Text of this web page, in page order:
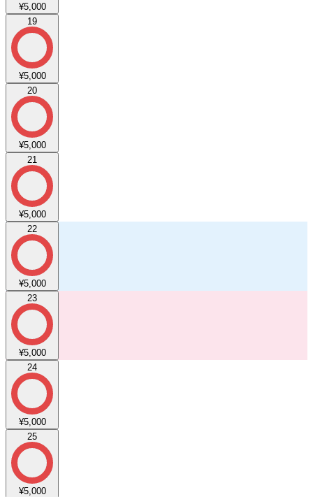
¥5,000
19
¥5,000
20
¥5,000
21
¥5,000
22
¥5,000
23
¥5,000
24
¥5,000
25
¥5,000